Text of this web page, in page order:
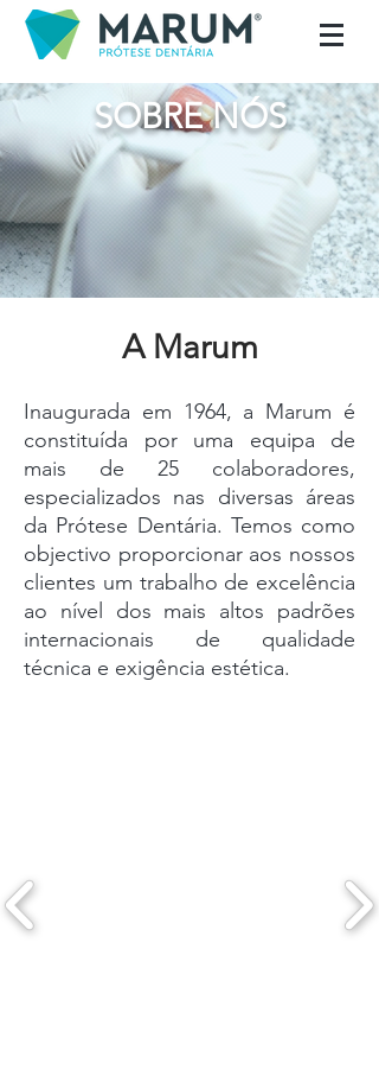
SOBRE NÓS
A Marum
Inaugurada em 1964, a Marum é
constituída por uma equipa de
mais de 25 colaboradores,
especializados nas diversas áreas
da Prótese Dentária. Temos como
objectivo proporcionar aos nossos
clientes um trabalho de excelência
ao nível dos mais altos padrões
internacionais de qualidade
técnica e exigência estética.